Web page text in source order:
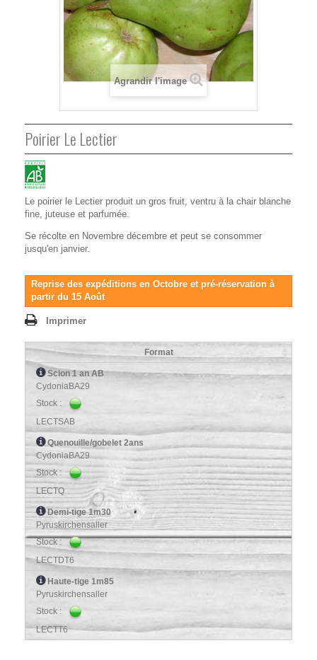
Agrandir l'image
Poirier Le Lectier
Le poirier le Lectier produit un gros fruit, ventru à la chair blanche
fine, juteuse et parfumée.
Se récolte en Novembre décembre et peut se consommer
jusqu'en janvier.
Reprise des expéditions en Octobre et pré-réservation à
partir du 15 Août
Imprimer
Format
Scion 1 an AB
CydoniaBA29
Stock :
LECTSAB
Quenouille/gobelet 2ans
CydoniaBA29
Stock :
LECTQ
Demi-tige 1m30
Pyruskirchensaller
Stock :
LECTDT6
Haute-tige 1m85
Pyruskirchensaller
Stock :
LECTT6